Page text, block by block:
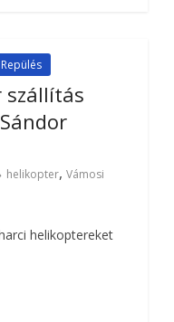
Repülés
szállítás
helikopter, Vámosi
helikoptereket